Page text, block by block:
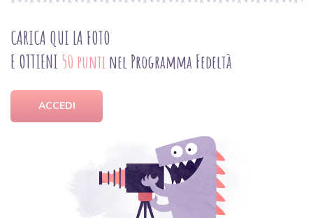
CARICA QUI LA FOTO
E OTTIENI 50 punti nel Programma Fedeltà
ACCEDI